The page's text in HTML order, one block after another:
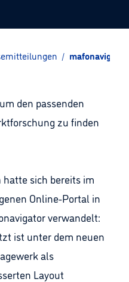
/
den passenden
zu finden
hatte sich bereits im
Online-Portal in
verwandelt:
ist unter dem neuen
als
Layout